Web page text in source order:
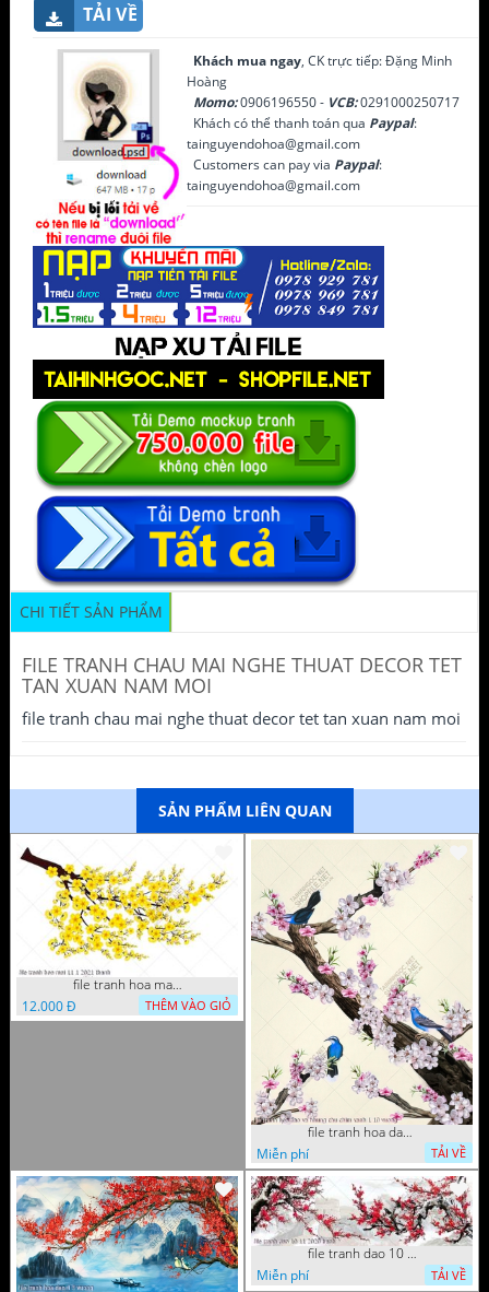
TẢI VỀ
Khách mua ngay, CK trực tiếp: Đặng Minh
Hoàng
Momo:0906196550 - VCB:0291000250717
Khách có thể thanh toán qua Paypal:
tainguyendohoa@gmail.com
Customers can pay via Paypal:
tainguyendohoa@gmail.com
CHI TIẾT SẢN PHẨM
FILE TRANH CHAU MAI NGHE THUAT DECOR TET
TAN XUAN NAM MOI
file tranh chau mai nghe thuat decor tet tan xuan nam moi
SẢN PHẨM LIÊN QUAN
file tranh hoa mai 11 1 2021 thanh
12.000 Đ
THÊM VÀO GIỎ
file tranh hoa dao va nhung chu chim xanh 1 10 vuong
Miễn phí
TẢI VỀ
file tranh dao 10 11 2020 hanh
Miễn phí
TẢI VỀ